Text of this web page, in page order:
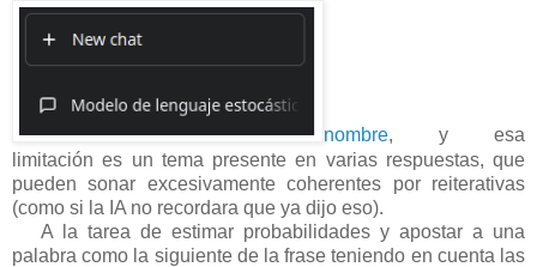
nombre, y esa
limitación es un tema presente en varias respuestas, que
pueden sonar excesivamente coherentes por reiterativas
(como si la IA no recordara que ya dijo eso).
A la tarea de estimar probabilidades y apostar a una
palabra como la siguiente de la frase teniendo en cuenta las